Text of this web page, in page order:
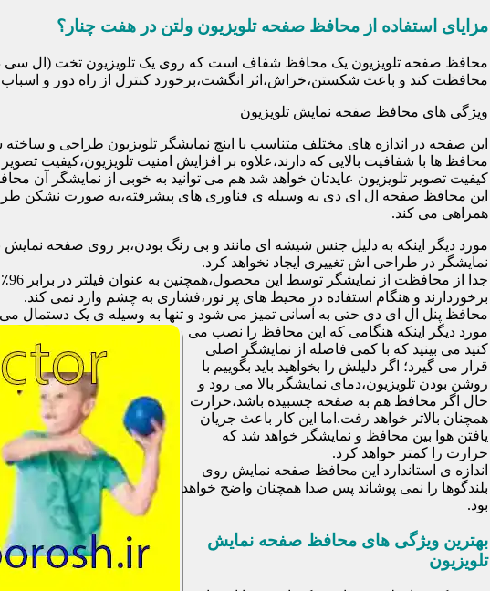
مزایای استفاده از محافظ صفحه تلویزیون ولتن در هفت چنار؟
محافظت کند و باعث شکستن،خراش،اثر انگشت،برخورد کنترل از راه دور و اسباب
ویژگی های محافظ صفحه نمایش تلویزیون
این صفحه در اندازه های مختلف متناسب با اینچ نمایشگر تلویزیون طراحی و
کیفیت تصویر تلویزیون عایدتان خواهد شد هم می توانید به خوبی از نمایشگر آن
این محافظ صفحه ال ای دی به وسیله ی فناوری های پیشرفته،به صورت نشکن
همراهی می کند.
مورد دیگر اینکه به دلیل جنس شیشه ای مانند و بی رنگ بودن،بر روی صفحه
نمایشگر در طراحی اش تغییری ایجاد نخواهد کرد.
برخوردارند و هنگام استفاده در محیط های پر نور،فشاری به چشم وارد نمی کند.
محافظ پنل ال ای دی حتی به آسانی تمیز می شود و تنها به وسیله ی یک دستمال می
مورد دیگر اینکه هنگامی که این محافظ را نصب می
کنید می بینید که با کمی فاصله از نمایشگر اصلی
قرار می گیرد؛ اگر دلیلش را بخواهید باید بگوییم با
روشن بودن تلویزیون،دمای نمایشگر بالا می رود و
حال اگر محافظ هم به صفحه چسبیده باشد،حرارت
همچنان بالاتر خواهد رفت.اما این کار باعث جریان
یافتن هوا بین محافظ و نمایشگر خواهد شد که
حرارت را کمتر خواهد کرد.
اندازه ی استاندارد این محافظ صفحه نمایش روی
بلندگوها را نمی پوشاند پس صدا همچنان واضح خواهد
بود.
بهترین ویژگی های محافظ صفحه نمایش
تلویزیون